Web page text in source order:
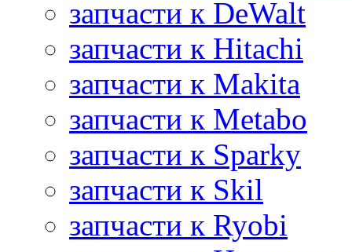
запчасти к DeWalt
запчасти к Hitachi
запчасти к Makita
запчасти к Metabo
запчасти к Sparky
запчасти к Skil
запчасти к Ryobi